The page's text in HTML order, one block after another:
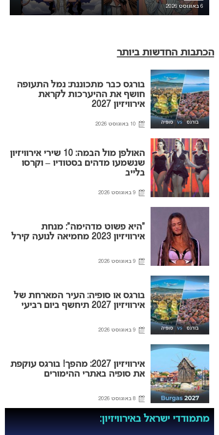
6 באוגוסט 2026
הכתבות החדשות ביותר
בורגס כבר מתכוננת: נמל התעופה
חושף את ההיערכות לקראת
אירוויזיון 2027
10 באוגוסט 2026
האולפן מול הבמה: 10 שירי אירוויזיון
שנשמעו מדהים בסטודיו – וקרסו
בלייב
9 באוגוסט 2026
“היא פשוט מדהימה”: מנחת
אירוויזיון 2023 מחמיאה לנועה קירל
9 באוגוסט 2026
בורגס או סופיה: העיר המארחת של
אירוויזיון 2027 תיחשף ביום רביעי
9 באוגוסט 2026
אירוויזיון 2027: מהפך! בורגס עוקפת
את סופיה באתרי ההימורים
8 באוגוסט 2026
מתמודדי ישראל באירוויזיון: